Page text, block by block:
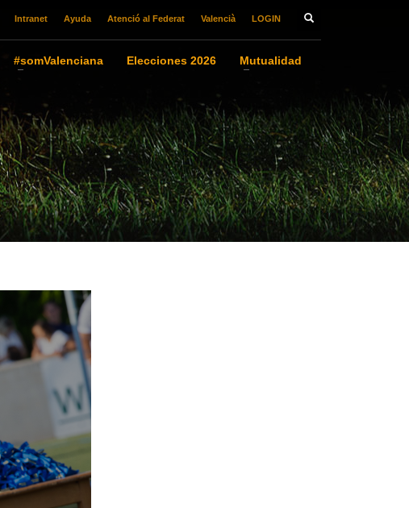
Intranet Ayuda Atenció al Federat Valencià LOGIN
#somValenciana Elecciones 2026
Mutualidad